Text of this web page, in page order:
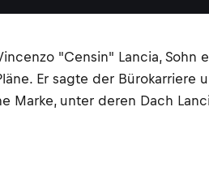
"Censin" Lancia,
Er sagte der Bürokarriere
Marke, unter deren Dach